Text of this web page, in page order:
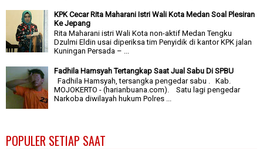
KPK Cecar Rita Maharani Istri Wali Kota Medan Soal Plesiran
Ke Jepang
Rita Maharani istri Wali Kota non-aktif Medan Tengku
Dzulmi Eldin usai diperiksa tim Penyidik di kantor KPK jalan
Kuningan Persada – ...
Fadhila Hamsyah Tertangkap Saat Jual Sabu Di SPBU
Fadhila Hamsyah, tersangka pengedar sabu . Kab.
MOJOKERTO - (harianbuana.com). Satu lagi pengedar
Narkoba diwilayah hukum Polres ...
POPULER SETIAP SAAT